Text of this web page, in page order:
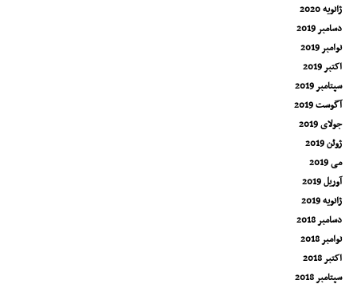
ژانویه 2020
دسامبر 2019
نوامبر 2019
اکتبر 2019
سپتامبر 2019
آگوست 2019
جولای 2019
ژوئن 2019
می 2019
آوریل 2019
ژانویه 2019
دسامبر 2018
نوامبر 2018
اکتبر 2018
سپتامبر 2018